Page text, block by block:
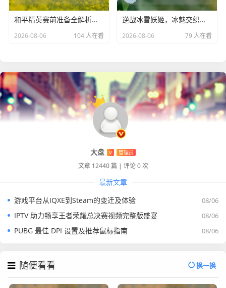
和平精英赛前准备全解析与所见内容
2026-08-06 104 人在看
逆战冰雪妖姬，冰魅交织传奇及获取方式
2026-08-06 79 人在看
大盘 V 管理员
文章 12440 篇 | 评论 0 次
最新文章
08/06
游戏平台从IQXE到Steam的变迁及体验
08/06
IPTV 助力畅享王者荣耀总决赛视频完整版盛宴
08/06
PUBG 最佳 DPI 设置及推荐鼠标指南
随便看看 换一换